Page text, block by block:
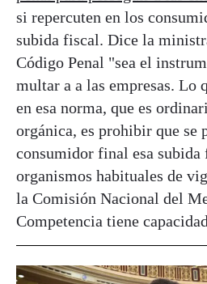
si repercuten en los
subida fiscal. Dice la
Código Penal "sea el
multar a a las empresas. Lo
en esa norma, que es
orgánica, es prohibir que se
consumidor final esa subida
organismos habituales de
la Comisión Nacional del
Competencia tiene